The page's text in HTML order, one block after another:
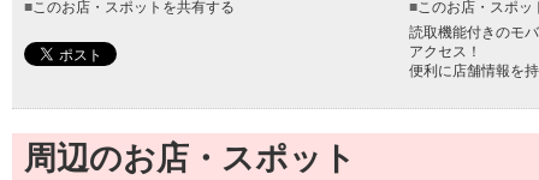
■このお店・スポットを共有する ■このお店・スポッ
読取機能付きのモ
アクセス！
便利に店舗情報を
周辺のお店・スポット